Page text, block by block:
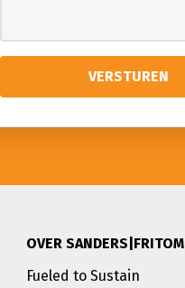
OVER SANDERS|FRITOM
Fueled to Sustain